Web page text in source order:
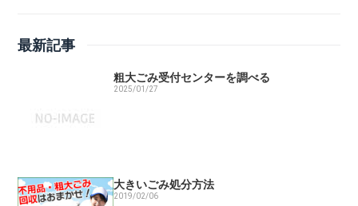
最新記事
粗大ごみ受付センターを調べる
2025/01/27
大きいごみ処分方法
2019/02/06